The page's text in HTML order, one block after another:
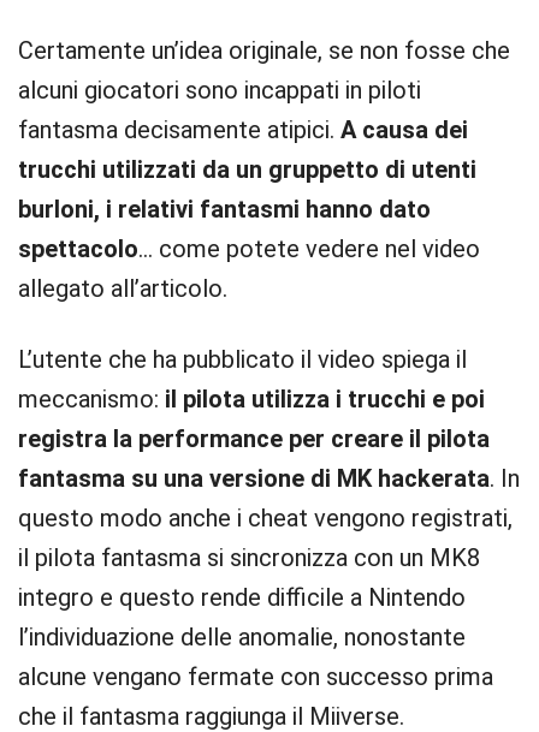
Certamente un’idea originale, se non fosse che
alcuni giocatori sono incappati in piloti
fantasma decisamente atipici. A causa dei
trucchi utilizzati da un gruppetto di utenti
burloni, i relativi fantasmi hanno dato
spettacolo… come potete vedere nel video
allegato all’articolo.
L’utente che ha pubblicato il video spiega il
meccanismo: il pilota utilizza i trucchi e poi
registra la performance per creare il pilota
fantasma su una versione di MK hackerata. In
questo modo anche i cheat vengono registrati,
il pilota fantasma si sincronizza con un MK8
integro e questo rende difficile a Nintendo
l’individuazione delle anomalie, nonostante
alcune vengano fermate con successo prima
che il fantasma raggiunga il Miiverse.